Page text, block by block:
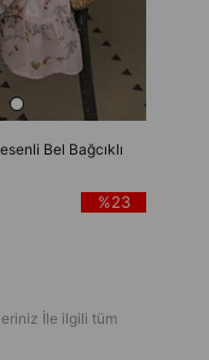
Bel Bağcıklı
%23
İle ilgili tüm